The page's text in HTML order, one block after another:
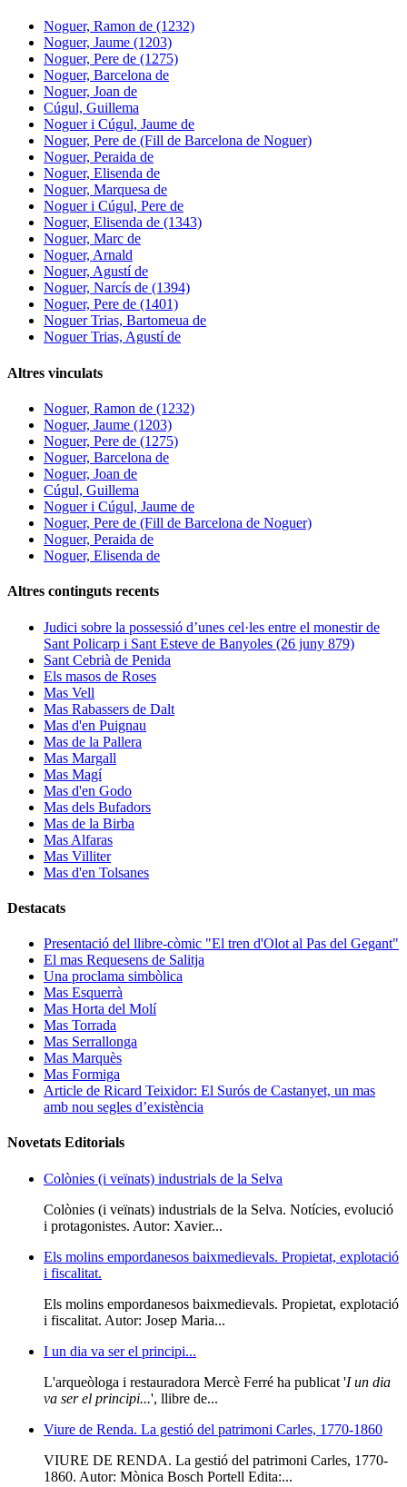
Noguer, Ramon de (1232)
Noguer, Jaume (1203)
Noguer, Pere de (1275)
Noguer, Barcelona de
Noguer, Joan de
Cúgul, Guillema
Noguer i Cúgul, Jaume de
Noguer, Pere de (Fill de Barcelona de Noguer)
Noguer, Peraida de
Noguer, Elisenda de
Noguer, Marquesa de
Noguer i Cúgul, Pere de
Noguer, Elisenda de (1343)
Noguer, Marc de
Noguer, Arnald
Noguer, Agustí de
Noguer, Narcís de (1394)
Noguer, Pere de (1401)
Noguer Trias, Bartomeua de
Noguer Trias, Agustí de
Altres vinculats
Noguer, Ramon de (1232)
Noguer, Jaume (1203)
Noguer, Pere de (1275)
Noguer, Barcelona de
Noguer, Joan de
Cúgul, Guillema
Noguer i Cúgul, Jaume de
Noguer, Pere de (Fill de Barcelona de Noguer)
Noguer, Peraida de
Noguer, Elisenda de
Altres continguts recents
Judici sobre la possessió d’unes cel·les entre el monestir de
Sant Policarp i Sant Esteve de Banyoles (26 juny 879)
Sant Cebrià de Penida
Els masos de Roses
Mas Vell
Mas Rabassers de Dalt
Mas d'en Puignau
Mas de la Pallera
Mas Margall
Mas Magí
Mas d'en Godo
Mas dels Bufadors
Mas de la Birba
Mas Alfaras
Mas Villiter
Mas d'en Tolsanes
Destacats
Presentació del llibre-còmic "El tren d'Olot al Pas del Gegant"
El mas Requesens de Salitja
Una proclama simbòlica
Mas Esquerrà
Mas Horta del Molí
Mas Torrada
Mas Serrallonga
Mas Marquès
Mas Formiga
Article de Ricard Teixidor: El Surós de Castanyet, un mas
amb nou segles d’existència
Novetats Editorials
Colònies (i veïnats) industrials de la Selva
Colònies (i veïnats) industrials de la Selva. Notícies, evolució
i protagonistes. Autor: Xavier...
Els molins empordanesos baixmedievals. Propietat, explotació
i fiscalitat.
Els molins empordanesos baixmedievals. Propietat, explotació
i fiscalitat. Autor: Josep Maria...
I un dia va ser el principi...
L'arqueòloga i restauradora Mercè Ferré ha publicat 'I un dia
va ser el principi...', llibre de...
Viure de Renda. La gestió del patrimoni Carles, 1770-1860
VIURE DE RENDA. La gestió del patrimoni Carles, 1770-
1860. Autor: Mònica Bosch Portell Edita:...